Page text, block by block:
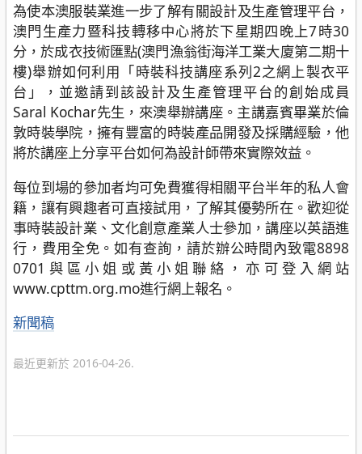
為使本澳服裝業進一步了解有關設計及生產管理平台，
澳門生產力暨科技轉移中心將於下星期四晚上7時30
分，於成衣技術匯點(澳門漁翁街海洋工業大廈第二期十
樓)舉辦如何利用「時裝科技講座系列2之網上製衣平
台」，並邀請到該設計及生產管理平台的創始成員
Saral Kochar先生，來澳舉辦講座。主講嘉賓畢業於倫
敦時裝學院，擁有豐富的時裝產品開發及採購經驗，他
將於講座上分享平台如何為設計師帶來實際效益。
每位到場的參加者均可免費獲得相關平台半年的私人會
籍，讓有興趣者可直接試用，了解其優勢所在。歡迎從
事時裝設計業、文化創意產業人士參加，講座以英語進
行，費用全免。如有查詢，請於辦公時間內致電8898
0701與區小姐或黃小姐聯絡，亦可登入網站
www.cpttm.org.mo進行網上報名。
分
新聞稿
最近更新於 2016-04-26.